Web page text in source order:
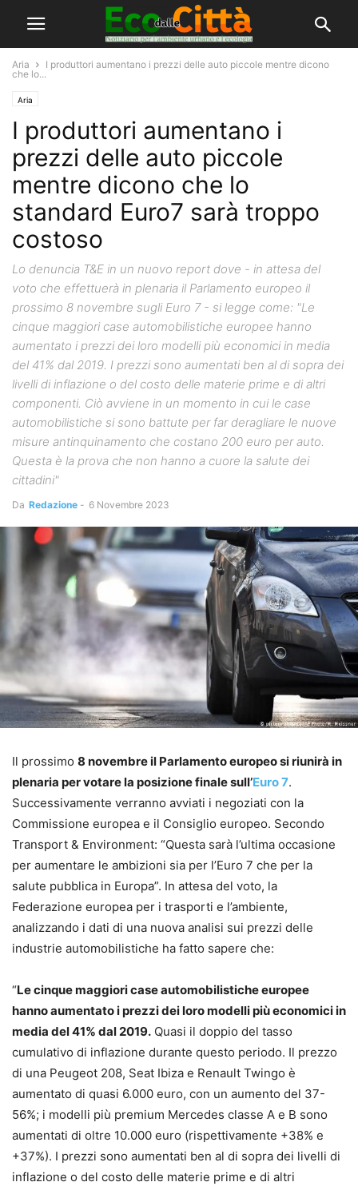
Aria
I produttori aumentano i prezzi delle auto piccole mentre dicono
che lo...
Aria
I produttori aumentano i
prezzi delle auto piccole
mentre dicono che lo
standard Euro7 sarà troppo
costoso
Lo denuncia T&E in un nuovo report dove - in attesa del
voto che effettuerà in plenaria il Parlamento europeo il
prossimo 8 novembre sugli Euro 7 - si legge come: "Le
cinque maggiori case automobilistiche europee hanno
aumentato i prezzi dei loro modelli più economici in media
del 41% dal 2019. I prezzi sono aumentati ben al di sopra dei
livelli di inflazione o del costo delle materie prime e di altri
componenti. Ciò avviene in un momento in cui le case
automobilistiche si sono battute per far deragliare le nuove
misure antinquinamento che costano 200 euro per auto.
Questa è la prova che non hanno a cuore la salute dei
cittadini"
Da Redazione - 6 Novembre 2023
Il prossimo 8 novembre il Parlamento europeo si riunirà in
plenaria per votare la posizione finale sull’Euro 7.
Successivamente verranno avviati i negoziati con la
Commissione europea e il Consiglio europeo. Secondo
Transport & Environment: “Questa sarà l’ultima occasione
per aumentare le ambizioni sia per l’Euro 7 che per la
salute pubblica in Europa”. In attesa del voto, la
Federazione europea per i trasporti e l’ambiente,
analizzando i dati di una nuova analisi sui prezzi delle
industrie automobilistiche ha fatto sapere che:
“Le cinque maggiori case automobilistiche europee
hanno aumentato i prezzi dei loro modelli più economici in
media del 41% dal 2019. Quasi il doppio del tasso
cumulativo di inflazione durante questo periodo. Il prezzo
di una Peugeot 208, Seat Ibiza e Renault Twingo è
aumentato di quasi 6.000 euro, con un aumento del 37-
56%; i modelli più premium Mercedes classe A e B sono
aumentati di oltre 10.000 euro (rispettivamente +38% e
+37%). I prezzi sono aumentati ben al di sopra dei livelli di
inflazione o del costo delle materie prime e di altri